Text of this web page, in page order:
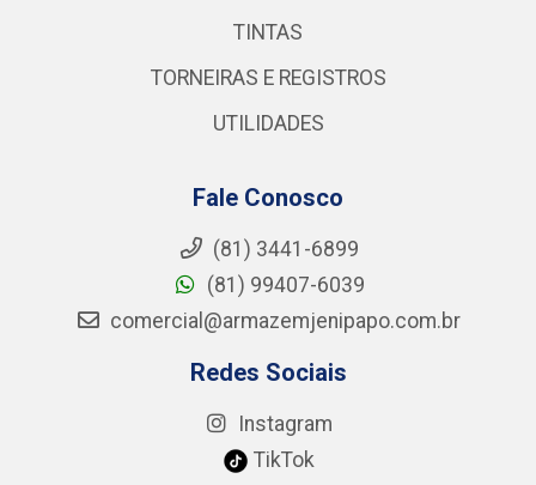
TINTAS
TORNEIRAS E REGISTROS
UTILIDADES
Fale Conosco
(81) 3441-6899
(81) 99407-6039
comercial@armazemjenipapo.com.br
Redes Sociais
Instagram
TikTok